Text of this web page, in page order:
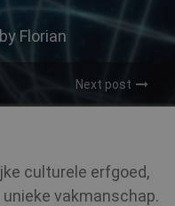
by Florian
Next post
culturele erfgoed,
vakmanschap.